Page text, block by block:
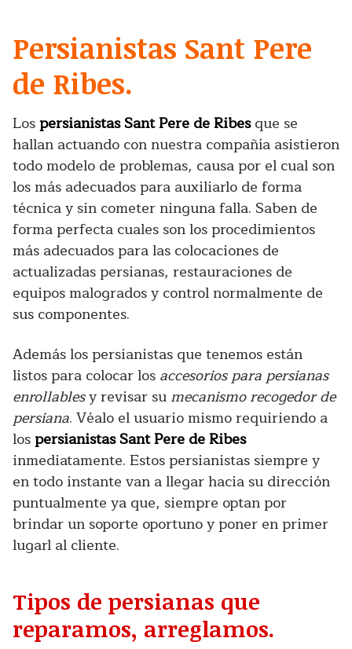
Persianistas Sant Pere
de Ribes.
Lospersianistas Sant Pere de Ribesque se
hallan actuando con nuestra compañía asistieron
todo modelo de problemas, causa por el cual son
los más adecuados para auxiliarlo de forma
técnica y sin cometer ninguna falla. Saben de
forma perfecta cuales son los procedimientos
más adecuados para las colocaciones de
actualizadas persianas, restauraciones de
equipos malogrados y control normalmente de
sus componentes.
Además los persianistas que tenemos están
listos para colocar los accesorios para persianas
enrollablesy revisar su mecanismo recogedor de
persiana. Véalo el usuario mismo requiriendo a
lospersianistas Sant Pere de Ribes
inmediatamente. Estos persianistas siempre y
en todo instante van a llegar hacia su dirección
puntualmente ya que, siempre optan por
brindar un soporte oportuno y poner en primer
lugarl al cliente.
Tipos de persianas que
reparamos, arreglamos.